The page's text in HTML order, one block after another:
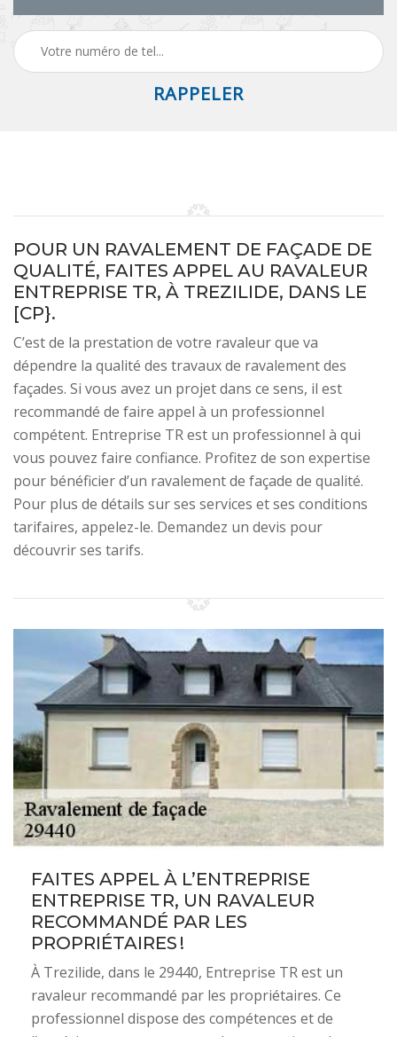
POUR UN RAVALEMENT DE FAÇADE DE
QUALITÉ, FAITES APPEL AU RAVALEUR
ENTREPRISE TR, À TREZILIDE, DANS LE
[CP}.
C’est de la prestation de votre ravaleur que va
dépendre la qualité des travaux de ravalement des
façades. Si vous avez un projet dans ce sens, il est
recommandé de faire appel à un professionnel
compétent. Entreprise TR est un professionnel à qui
vous pouvez faire confiance. Profitez de son expertise
pour bénéficier d’un ravalement de façade de qualité.
Pour plus de détails sur ses services et ses conditions
tarifaires, appelez-le. Demandez un devis pour
découvrir ses tarifs.
FAITES APPEL À L’ENTREPRISE
ENTREPRISE TR, UN RAVALEUR
RECOMMANDÉ PAR LES
PROPRIÉTAIRES !
À Trezilide, dans le 29440, Entreprise TR est un
ravaleur recommandé par les propriétaires. Ce
professionnel dispose des compétences et de